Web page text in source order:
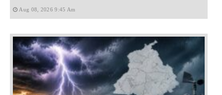
Aug 08, 2026 9:45 Am